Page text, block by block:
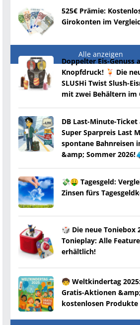
525€ Prämie:
Girokonten im
Alle anzeigen
Doppelter Eis-Genuss
Knopfdruck! 🍹 Die
SLUSHi Twist Slush-
mit zwei Behältern im
DB Last-Minute-Ticket
Super Sparpreis Last
spontane Bahnreisen
&amp; Sommer
💸🤑 Tagesgeld:
Zinsen fürs
🎲 Die neue Toniebox
Tonieplay: Alle
erhältlich!
🧒 Weltkindertag
Gratis-Aktionen
kostenlosen Produkte